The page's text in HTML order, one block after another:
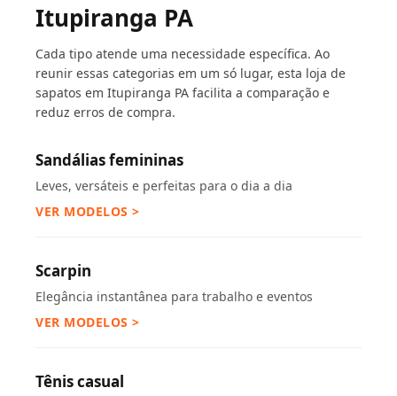
Itupiranga PA
Cada tipo atende uma necessidade específica. Ao
reunir essas categorias em um só lugar, esta loja de
sapatos em Itupiranga PA facilita a comparação e
reduz erros de compra.
Sandálias femininas
Leves, versáteis e perfeitas para o dia a dia
VER MODELOS >
Scarpin
Elegância instantânea para trabalho e eventos
VER MODELOS >
Tênis casual